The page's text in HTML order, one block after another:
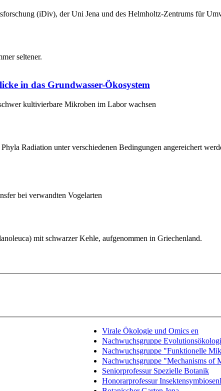
(iDiv), der Uni Jena und des Helmholtz-Zentrums für
in das Grundwasser-Ökosystem
kultivierbare Mikroben im Labor wachsen
bei verwandten Vogelarten
Virale Ökologie und Omics en
Nachwuchsgruppe
Nachwuchsgruppe "Funktionelle
Nachwuchsgruppe "Mechanisms of
Seniorprofessur Spezielle Botanik
Honorarprofessur Insektensymbiosen